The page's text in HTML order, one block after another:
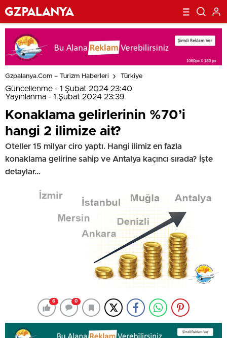
Gzpalanya.com – Turizm Haberleri Türkiye
Güncellenme - 1 Şubat 2024 23:40
Yayınlanma - 1 Şubat 2024 23:39
Konaklama gelirlerinin %70’i
hangi 2 ilimize ait?
Oteller 15 milyar ciro yaptı. Hangi ilimiz en fazla
konaklama gelirine sahip ve Antalya kaçıncı sırada? İşte
detaylar…
6 0